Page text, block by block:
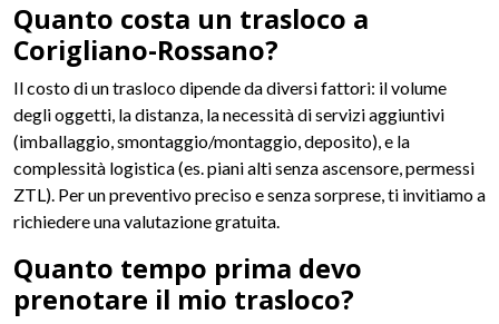
Quanto costa un trasloco a
Corigliano-Rossano?
Il costo di un trasloco dipende da diversi fattori: il volume
degli oggetti, la distanza, la necessità di servizi aggiuntivi
(imballaggio, smontaggio/montaggio, deposito), e la
complessità logistica (es. piani alti senza ascensore, permessi
ZTL). Per un preventivo preciso e senza sorprese, ti invitiamo a
richiedere una valutazione gratuita.
Quanto tempo prima devo
prenotare il mio trasloco?